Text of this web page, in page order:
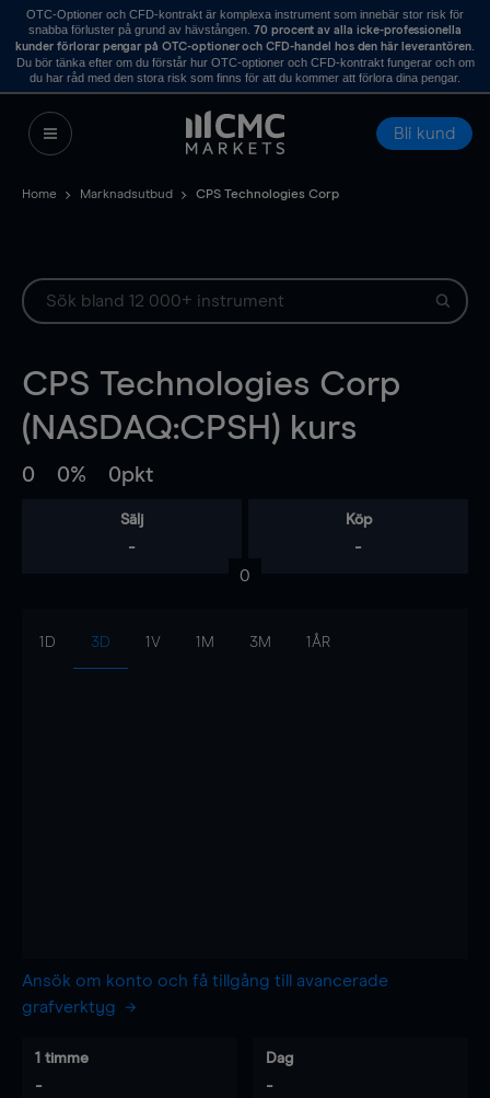
OTC-Optioner och CFD-kontrakt är komplexa instrument som innebär stor risk för
snabba förluster på grund av hävstången. 70 procent av alla icke-professionella
kunder förlorar pengar på OTC-optioner och CFD-handel hos den här leverantören.
Du bör tänka efter om du förstår hur OTC-optioner och CFD-kontrakt fungerar och om
du har råd med den stora risk som finns för att du kommer att förlora dina pengar.
Bli kund
Home Marknadsutbud CPS Technologies Corp
CPS Technologies Corp
(NASDAQ:CPSH) kurs
0 0% 0pkt
Sälj
-
Köp
-
0
1D 3D 1V 1M 3M 1ÅR
Ansök om konto och få tillgång till avancerade
grafverktyg
1 timme
-
Dag
-